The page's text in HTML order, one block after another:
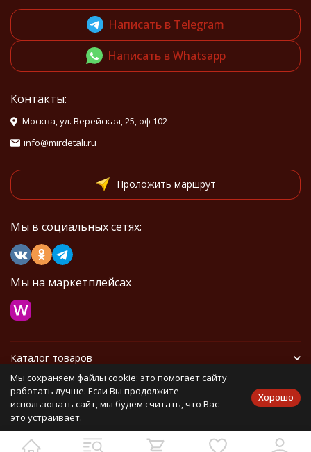
Написать в Telegram
Написать в Whatsapp
Контакты:
Москва, ул. Верейская, 25, оф 102
info@mirdetali.ru
Проложить маршрут
Мы в социальных сетях:
Мы на маркетплейсах
Каталог товаров
Информация
Политика персональных данных Карта сайта
Мы сохраняем файлы cookie: это помогает сайту
работать лучше. Если Вы продолжите
использовать сайт, мы будем считать, что Вас
это устраивает.
Хорошо